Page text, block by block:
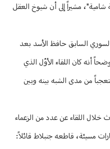
شامية"، مشيراً إلى أن شيوخ العقل
السابق حافظ الأسد بعد
أنه كان اللقاء الأوّل الذي
من مدى الشبه بينه وبين
اللقاء عن عدد من الزعماء
مسيئة، قاطعه جنبلاط قائلاً: